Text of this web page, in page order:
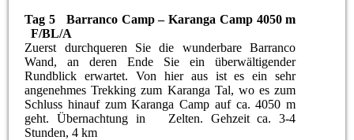
Tag 5 Barranco Camp – Karanga Camp 4050 m
F/BL/A
Zuerst durchqueren Sie die wunderbare Barranco
Wand, an deren Ende Sie ein überwältigender
Rundblick erwartet. Von hier aus ist es ein sehr
angenehmes Trekking zum Karanga Tal, wo es zum
Schluss hinauf zum Karanga Camp auf ca. 4050 m
geht. Übernachtung in Zelten. Gehzeit ca. 3-4
Stunden, 4 km